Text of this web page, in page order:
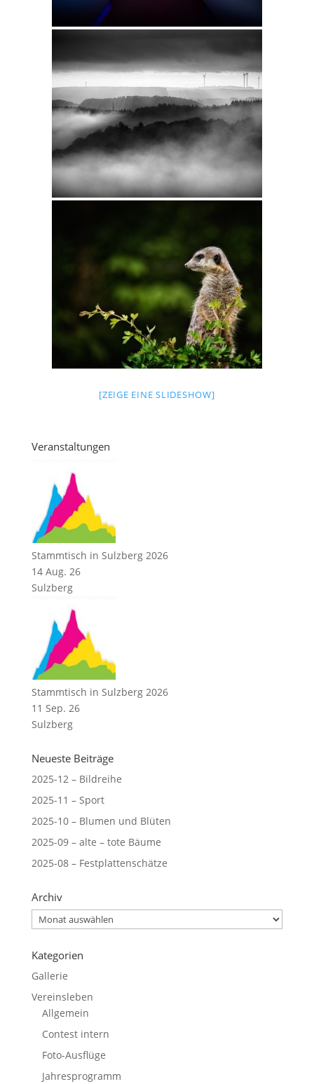
[ZEIGE EINE SLIDESHOW]
Veranstaltungen
Stammtisch in Sulzberg 2026
14 Aug. 26
Sulzberg
Stammtisch in Sulzberg 2026
11 Sep. 26
Sulzberg
Neueste Beiträge
2025-12 – Bildreihe
2025-11 – Sport
2025-10 – Blumen und Blüten
2025-09 – alte – tote Bäume
2025-08 – Festplattenschätze
Archiv
Archiv
Kategorien
Gallerie
Vereinsleben
Allgemein
Contest intern
Foto-Ausflüge
Jahresprogramm